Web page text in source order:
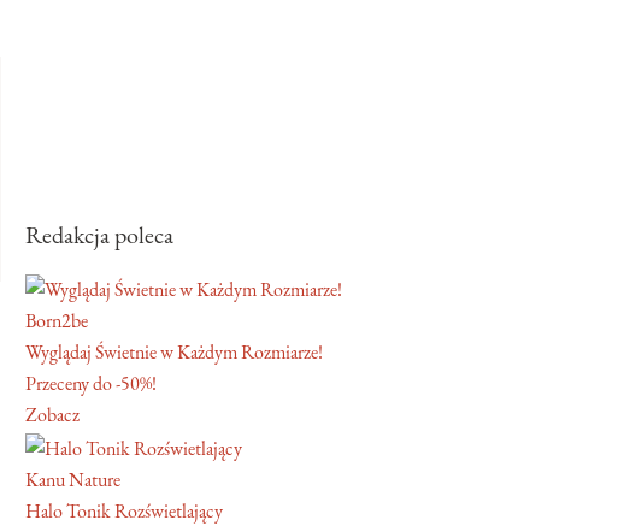
Redakcja poleca
Born2be
Wyglądaj Świetnie w Każdym Rozmiarze!
Przeceny do -50%!
Zobacz
Kanu Nature
Halo Tonik Rozświetlający